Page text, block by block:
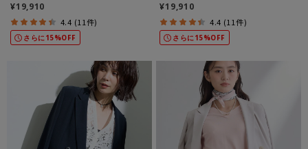
¥19,910
4.4 (11件)
さらに15%OFF
¥19,910
4.4 (11件)
さらに15%OFF